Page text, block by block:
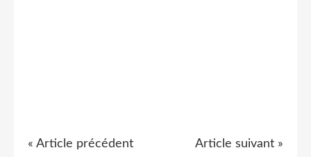
« Article précédent Article suivant »